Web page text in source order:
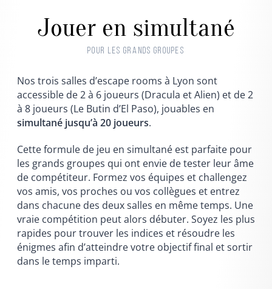
Jouer en simultané
POUR LES GRANDS GROUPES
Nos trois salles d’escape rooms à Lyon sont
accessible de 2 à 6 joueurs (Dracula et Alien) et de 2
à 8 joueurs (Le Butin d’El Paso), jouables en
simultané jusqu’à 20 joueurs.
Cette formule de jeu en simultané est parfaite pour
les grands groupes qui ont envie de tester leur âme
de compétiteur. Formez vos équipes et challengez
vos amis, vos proches ou vos collègues et entrez
dans chacune des deux salles en même temps. Une
vraie compétition peut alors débuter. Soyez les plus
rapides pour trouver les indices et résoudre les
énigmes afin d’atteindre votre objectif final et sortir
dans le temps imparti.